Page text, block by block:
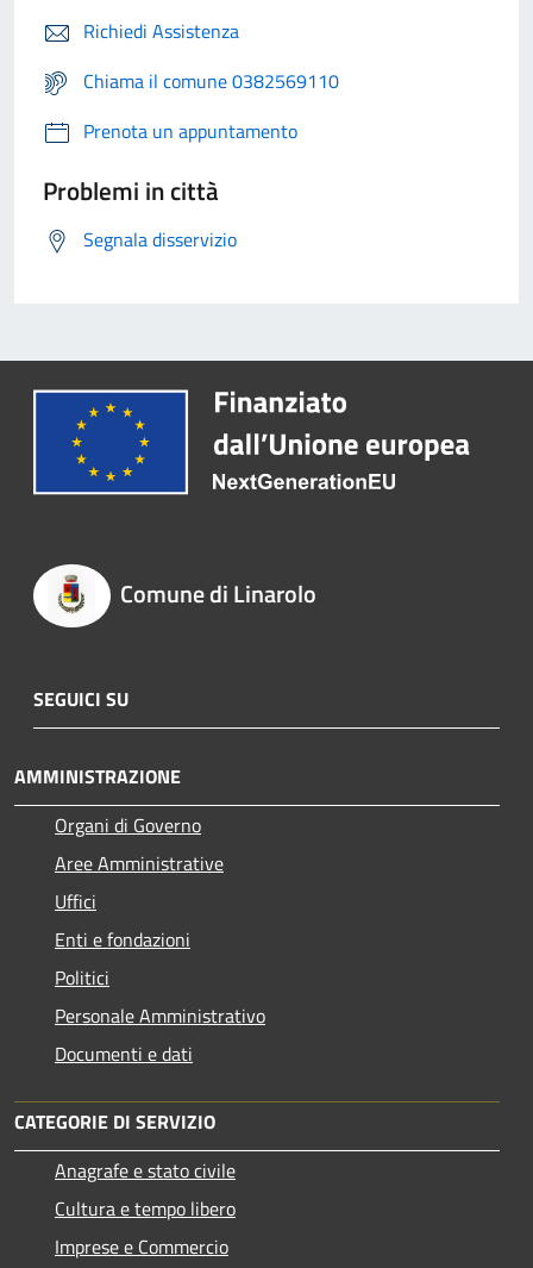
Richiedi Assistenza
Chiama il comune 0382569110
Prenota un appuntamento
Problemi in città
Segnala disservizio
Comune di Linarolo
SEGUICI SU
AMMINISTRAZIONE
Organi di Governo
Aree Amministrative
Uffici
Enti e fondazioni
Politici
Personale Amministrativo
Documenti e dati
CATEGORIE DI SERVIZIO
Anagrafe e stato civile
Cultura e tempo libero
Imprese e Commercio